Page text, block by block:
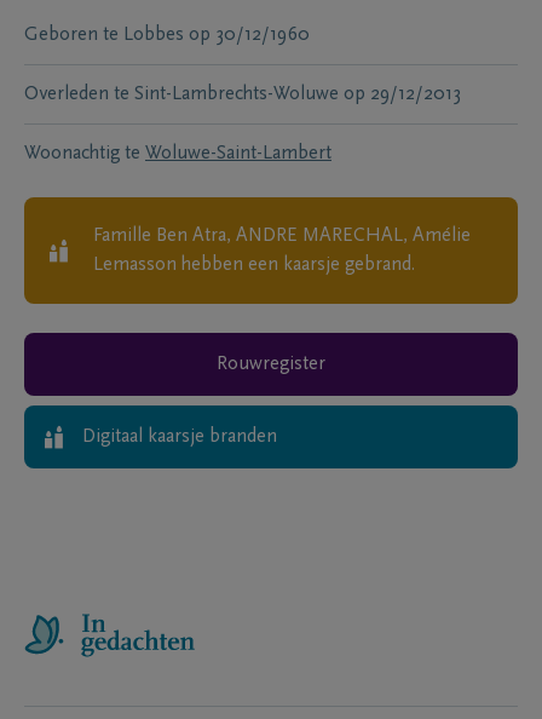
Geboren te Lobbes op 30/12/1960
Overleden te Sint-Lambrechts-Woluwe op 29/12/2013
Woonachtig te Woluwe-Saint-Lambert
Famille Ben Atra, ANDRE MARECHAL, Amélie
Lemasson hebben een kaarsje gebrand.
Rouwregister
Digitaal kaarsje branden